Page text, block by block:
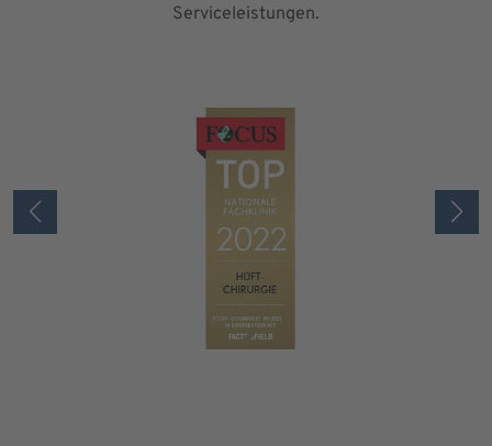
Serviceleistungen.